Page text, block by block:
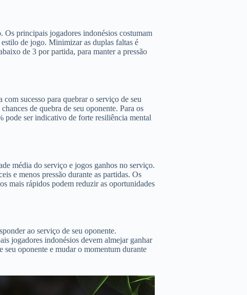
Os principais jogadores indonésios costumam
de jogo. Minimizar as duplas faltas é
de 3 por partida, para manter a pressão
sucesso para quebrar o serviço de seu
de quebra de seu oponente. Para os
pode ser indicativo de forte resiliência mental
média do serviço e jogos ganhos no serviço.
e menos pressão durante as partidas. Os
mais rápidos podem reduzir as oportunidades
ao serviço de seu oponente.
jogadores indonésios devem almejar ganhar
oponente e mudar o momentum durante